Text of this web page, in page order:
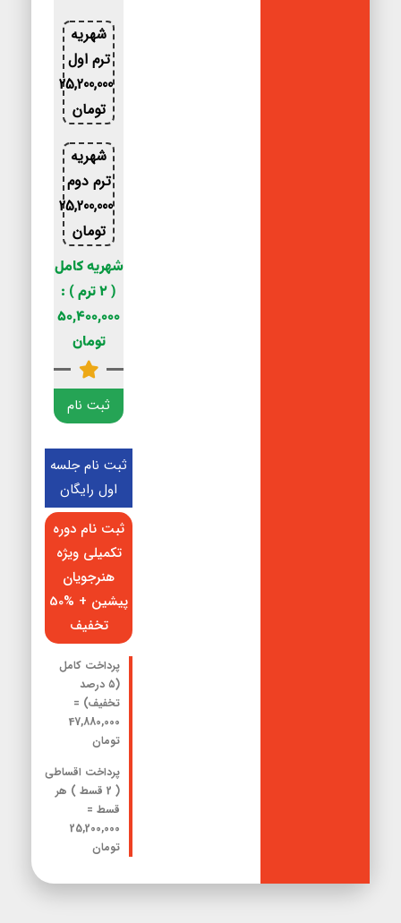
شهریه
ترم اول
25,200,000
تومان
شهریه
ترم دوم
25,200,000
تومان
شهریه کامل
( 2 ترم ) :
50,400,000
تومان
ثبت نام
ثبت نام جلسه
اول رایگان
ثبت نام دوره
تکمیلی ویژه
هنرجویان
پیشین + %50
تخفیف
پرداخت کامل
(۵ درصد
تخفیف) =
47,880,000
تومان
پرداخت اقساطی
( 2 قسط
) هر
قسط =
25,200,000
تومان